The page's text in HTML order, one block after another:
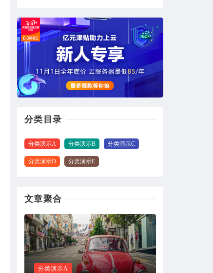
测试评论后查看隐藏内容。
来自：古腾堡区块，短代码演示
2020-09-19
很好！
66666666666666666
来自：古腾堡区块，短代码演示
测试评论后查看隐藏内容。
来自：古腾堡区块，短代码演示
分类目录
分类演示A 分类演示B 分类演示C
分类演示D 分类演示E
文章聚合
分类演示A